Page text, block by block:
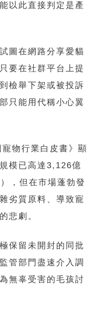
以此直接判定是產
圖在網路分享愛貓
要在社群平台上提
檢舉下架或被投訴
只能用代稱小心翼
物行業白皮書》顯
模已高達3,126億
，但在市場蓬勃發
劣質原料、導致寵
悲劇。
保留未開封的同批
管部門盡速介入調
無辜受害的毛孩討